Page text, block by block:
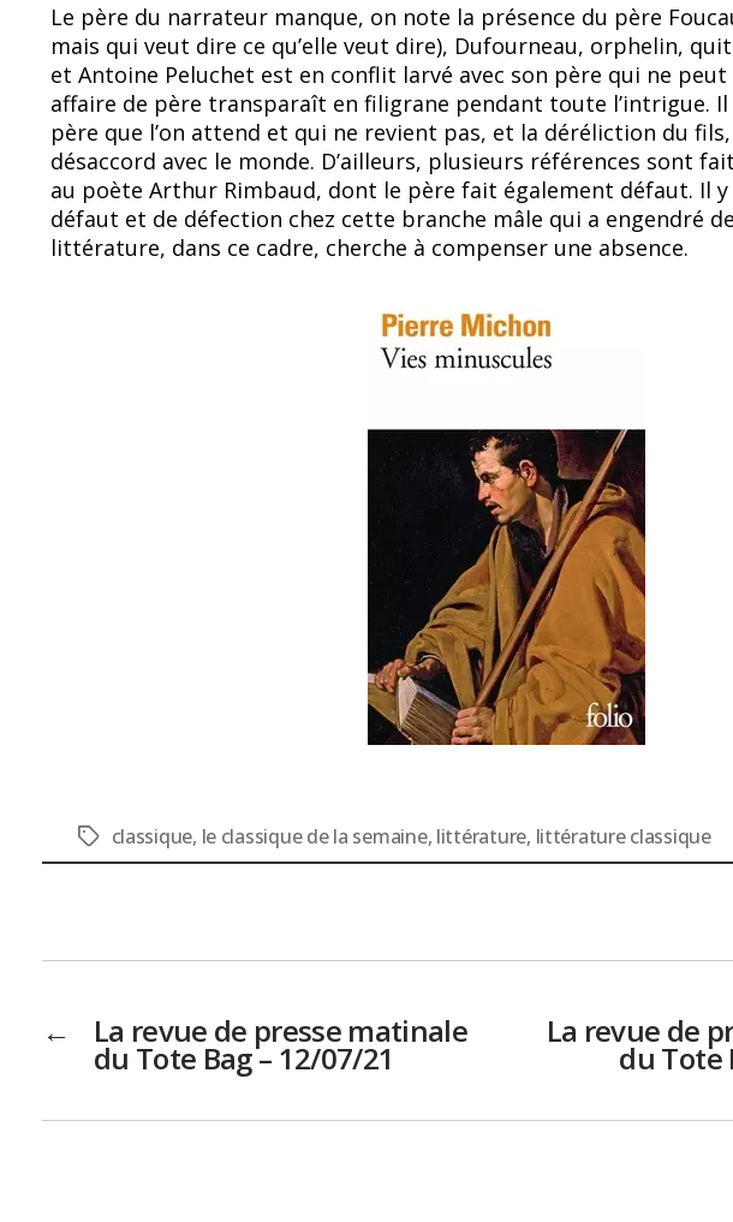
Le père du narrateur manque, on note la présence du père
mais qui veut dire ce qu’elle veut dire), Dufourneau, orphelin,
et Antoine Peluchet est en conflit larvé avec son père qui ne
affaire de père transparaît en filigrane pendant toute l’intrigue. Il
père que l’on attend et qui ne revient pas, et la déréliction du
désaccord avec le monde. D’ailleurs, plusieurs références sont
au poète Arthur Rimbaud, dont le père fait également défaut. Il
défaut et de défection chez cette branche mâle qui a engendré
littérature, dans ce cadre, cherche à compenser une absence.
Étiquettes
classique, le classique de la semaine, littérature, littérature classique
← La revue de presse matinale
du Tote Bag – 12/07/21
La revue de
du Tote